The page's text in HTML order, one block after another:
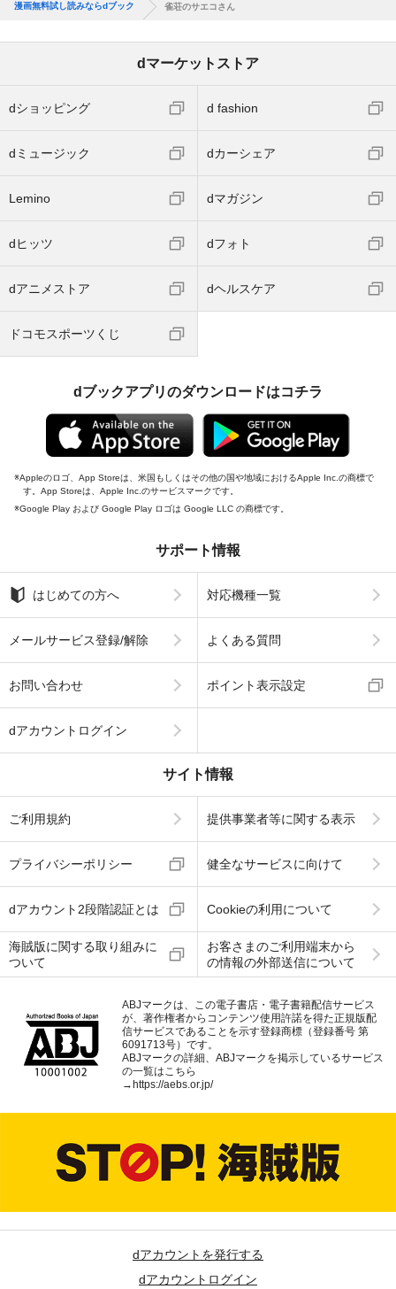
漫画無料試し読みならdブック 雀荘のサエコさん
dマーケットストア
dショッピング d fashion
dミュージック dカーシェア
Lemino dマガジン
dヒッツ dフォト
dアニメストア dヘルスケア
ドコモスポーツくじ
dブックアプリのダウンロードはコチラ
Appleのロゴ、App Storeは、米国もしくはその他の国や地域におけるApple Inc.の商標で
す。App Storeは、Apple Inc.のサービスマークです。
Google Play および Google Play ロゴは Google LLC の商標です。
サポート情報
はじめての方へ 対応機種一覧
メールサービス登録/解除 よくある質問
お問い合わせ ポイント表示設定
dアカウントログイン
サイト情報
ご利用規約 提供事業者等に関する表示
プライバシーポリシー 健全なサービスに向けて
dアカウント2段階認証とは Cookieの利用について
海賊版に関する取り組みに
ついて
お客さまのご利用端末から
の情報の外部送信について
ABJマークは、この電子書店・電子書籍配信サービス
が、著作権者からコンテンツ使用許諾を得た正規版配
信サービスであることを示す登録商標（登録番号 第
6091713号）です。
ABJマークの詳細、ABJマークを掲示しているサービス
の一覧はこちら
→https://aebs.or.jp/
dアカウントを発行する
dアカウントログイン